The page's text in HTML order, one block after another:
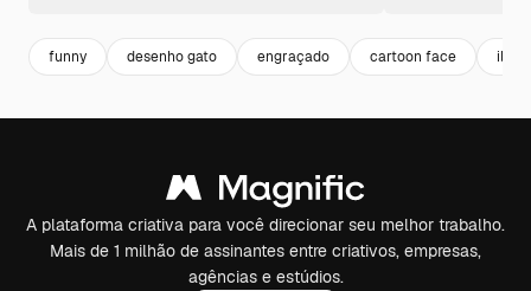
funny desenho gato engraçado cartoon face
A plataforma criativa para você direcionar seu melhor trabalho.
Mais de 1 milhão de assinantes entre criativos, empresas,
agências e estúdios.